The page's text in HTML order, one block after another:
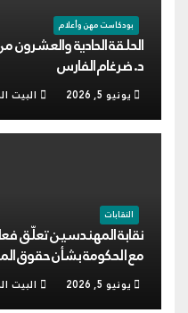
بودكاست مهن وأعلام
الحلقة الحادية
د. ضرغام الفارس
يونيو 5, 2026 البيت
النقابات
نقابة المهندسين تعلّق
مع الحكومة بشأن حقوق
يونيو 5, 2026 البيت